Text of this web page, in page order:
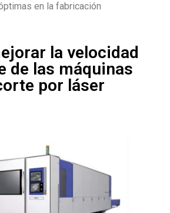
en la fabricación
la velocidad
de las máquinas
por láser